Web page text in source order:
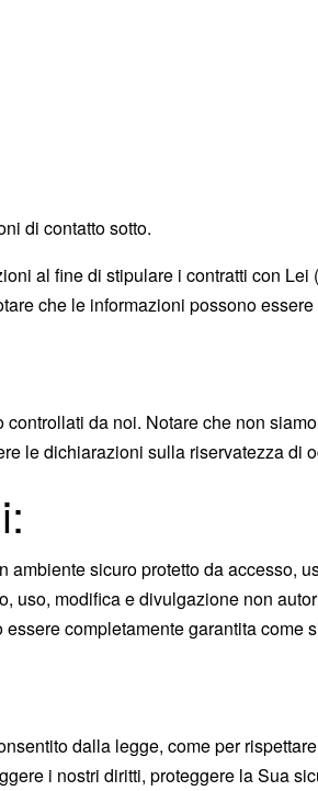
di contatto sotto.
al fine di stipulare i contratti con
che le informazioni possono
da noi. Notare che non
le dichiarazioni sulla riservatezza di
sicuro protetto da accesso,
uso, modifica e divulgazione non
completamente garantita come
dalla legge, come per
i nostri diritti, proteggere la Sua